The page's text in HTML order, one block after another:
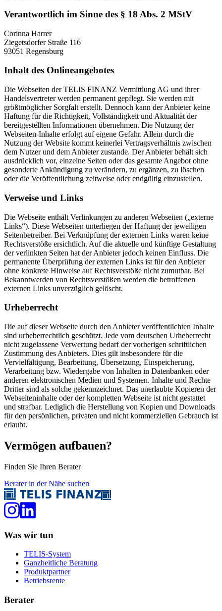
Verantwortlich im Sinne des § 18 Abs. 2 MStV
Corinna Harrer
Ziegetsdorfer Straße 116
93051 Regensburg
Inhalt des Onlineangebotes
Die Webseiten der TELIS FINANZ Vermittlung AG und ihrer
Handelsvertreter werden permanent gepflegt. Sie werden mit
größtmöglicher Sorgfalt erstellt. Dennoch kann der Anbieter keine
Haftung für die Richtigkeit, Vollständigkeit und Aktualität der
bereitgestellten Informationen übernehmen. Die Nutzung der
Webseiten-Inhalte erfolgt auf eigene Gefahr. Allein durch die
Nutzung der Website kommt keinerlei Vertragsverhältnis zwischen
dem Nutzer und dem Anbieter zustande. Der Anbieter behält sich
ausdrücklich vor, einzelne Seiten oder das gesamte Angebot ohne
gesonderte Ankündigung zu verändern, zu ergänzen, zu löschen
oder die Veröffentlichung zeitweise oder endgültig einzustellen.
Verweise und Links
Die Webseite enthält Verlinkungen zu anderen Webseiten („externe
Links“). Diese Webseiten unterliegen der Haftung der jeweiligen
Seitenbetreiber. Bei Verknüpfung der externen Links waren keine
Rechtsverstöße ersichtlich. Auf die aktuelle und künftige Gestaltung
der verlinkten Seiten hat der Anbieter jedoch keinen Einfluss. Die
permanente Überprüfung der externen Links ist für den Anbieter
ohne konkrete Hinweise auf Rechtsverstöße nicht zumutbar. Bei
Bekanntwerden von Rechtsverstößen werden die betroffenen
externen Links unverzüglich gelöscht.
Urheberrecht
Die auf dieser Webseite durch den Anbieter veröffentlichten Inhalte
sind urheberrechtlich geschützt. Jede vom deutschen Urheberrecht
nicht zugelassene Verwertung bedarf der vorherigen schriftlichen
Zustimmung des Anbieters. Dies gilt insbesondere für die
Vervielfältigung, Bearbeitung, Übersetzung, Einspeicherung,
Verarbeitung bzw. Wiedergabe von Inhalten in Datenbanken oder
anderen elektronischen Medien und Systemen. Inhalte und Rechte
Dritter sind als solche gekennzeichnet. Das unerlaubte Kopieren der
Webseiteninhalte oder der kompletten Webseite ist nicht gestattet
und strafbar. Lediglich die Herstellung von Kopien und Downloads
für den persönlichen, privaten und nicht kommerziellen Gebrauch ist
erlaubt.
Vermögen aufbauen?
Finden Sie Ihren Berater
Berater in der Nähe suchen
Was wir tun
TELIS-System
Ganzheitliche Beratung
Produktpartner
Betriebsrente
Berater